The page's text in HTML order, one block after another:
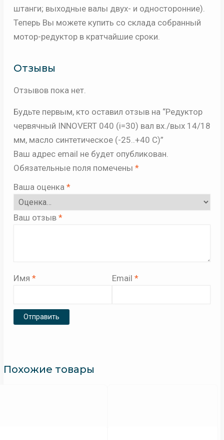
штанги; выходные валы двух- и односторонние).
Теперь Вы можете купить со склада собранный
мотор-редуктор в кратчайшие сроки.
Отзывы
Отзывов пока нет.
Будьте первым, кто оставил отзыв на “Редуктор
червячный INNOVERT 040 (i=30) вал вх./вых 14/18
мм, масло синтетическое (-25..+40 С)”
Ваш адрес email не будет опубликован.
Обязательные поля помечены *
Ваша оценка *
Ваш отзыв *
Имя * Email *
Похожие товары